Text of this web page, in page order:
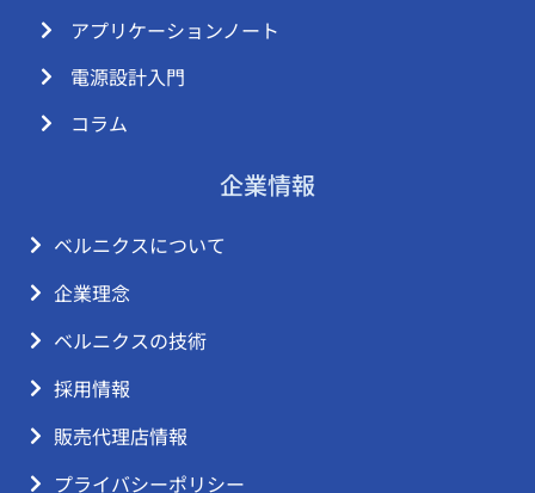
アプリケーションノート
電源設計入門
コラム
企業情報
ベルニクスについて
企業理念
ベルニクスの技術
採用情報
販売代理店情報
プライバシーポリシー